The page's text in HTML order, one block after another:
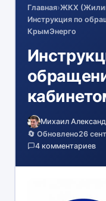
Главная›ЖКХ
Инструкция по
КрымЭнерго
Михаил
🔄 Обновлено26
4 комментариев